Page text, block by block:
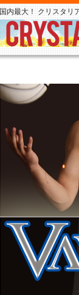
国内最大！ クリスタリ